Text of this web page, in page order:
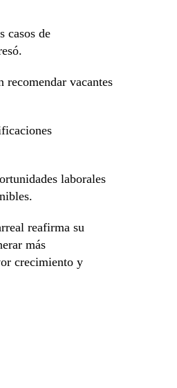
casos de
vacantes
laborales
reafirma su
más
crecimiento y